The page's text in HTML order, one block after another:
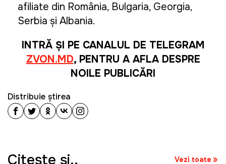
afiliate din România, Bulgaria, Georgia,
Serbia și Albania.
INTRĂ ȘI PE CANALUL DE TELEGRAM
ZVON.MD, PENTRU A AFLA DESPRE
NOILE PUBLICĂRI
Distribuie știrea
Citeşte şi.. Vezi toate